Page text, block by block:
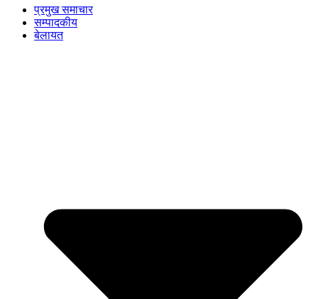
प्रमुख समाचार
सम्पादकीय
बेलायत